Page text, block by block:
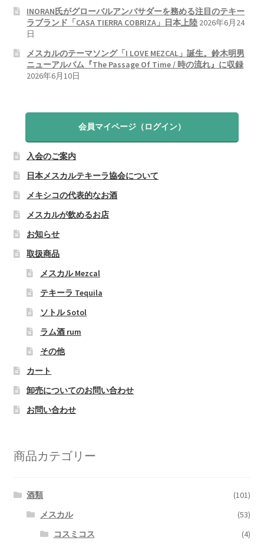
INORAN氏がグローバルアンバサダーを務める注目のテキー
ラブランド「CASA TIERRA COBRIZA」日本上陸 2026年6月24
日
メスカルのテーマソング「I LOVE MEZCAL」誕生。鈴木明男
ニューアルバム『The Passage Of Time / 時の流れ』に収録
2026年6月10日
会員マイページ（ログイン）
入会のご案内
日本メスカルテキーラ協会について
メキシコの代表的なお酒
メスカルが飲めるお店
お知らせ
取扱商品
メスカル Mezcal
テキーラ Tequila
ソトル Sotol
ラム酒 rum
その他
カート
卸売についてのお問い合わせ
お問い合わせ
商品カテゴリー
酒類
(101)
メスカル
(53)
コスミコス
(4)